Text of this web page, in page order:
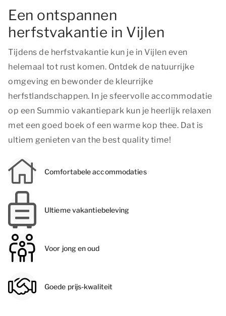
Een ontspannen
herfstvakantie in Vijlen
Tijdens de herfstvakantie kun je in Vijlen even
helemaal tot rust komen. Ontdek de natuurrijke
omgeving en bewonder de kleurrijke
herfstlandschappen. In je sfeervolle accommodatie
op een Summio vakantiepark kun je heerlijk relaxen
met een goed boek of een warme kop thee. Dat is
ultiem genieten van the best quality time!
Comfortabele accommodaties
Ultieme vakantiebeleving
Voor jong en oud
Goede prijs-kwaliteit